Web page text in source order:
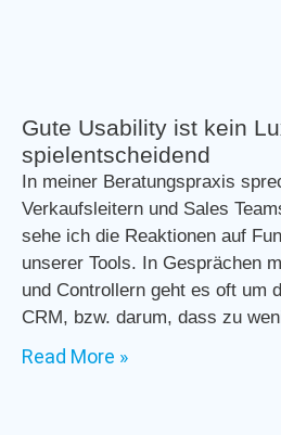
Gute Usability ist kein
spielentscheidend
In meiner Beratungspraxis
Verkaufsleitern und Sales
sehe ich die Reaktionen auf
unserer Tools. In Gesprächen
und Controllern geht es oft um
CRM, bzw. darum, dass zu
Read More »